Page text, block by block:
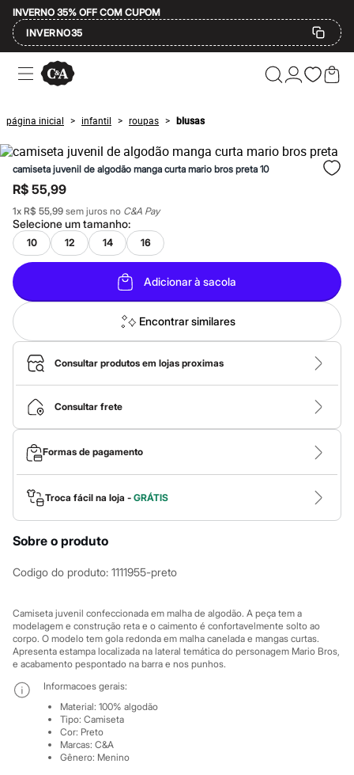
INVERNO 35% OFF COM CUPOM
INVERNO35
Ofertas
Compre por Departamento
Masculino
Infantil
Calçados
Mindse7
Plus Size
Até 20% off
Até 40% off
Até 60% off
A partir de 60% off
Feminino
Em alta
Inverno
Alfaiataria
Novidades
Roupas
Blusas e Camisetas
Básicos
Calças
Casacos e Jaquetas
Jeans
Macacões
Saias
Shorts e Bermudas
Vestidos
Acessórios
Bolsas
Bonés e Chapéus
Bijoux
Cintos
Relógios
Botas
Sandálias
Sapatilhas
Tênis
Marcas
City
Clock House
Mindset
Sawary
Yessica
Moda esportiva
Acessórios
página inicial > infantil > roupas > blusas
camiseta juvenil de algodão manga curta mario bros preta 10
R$ 55,99
1x R$ 55,99 sem juros no C&A Pay
Selecione umtamanho:
10 12 14 16
Adicionar à sacola
Encontrar similares
Consultar produtos em lojas proximas
Consultar frete
Formas de pagamento
Troca fácil na loja - GRÁTIS
Sobre o produto
Codigo do produto: 1111955-preto
Camiseta juvenil confeccionada em malha de algodão. A peça tem a
modelagem e construção reta e o caimento é confortavelmente solto ao
corpo. O modelo tem gola redonda em malha canelada e mangas curtas.
Apresenta estampa localizada na lateral temática do personagem Mario Bros,
e acabamento pespontado na barra e nos punhos.
Informacoes gerais:
Material: 100% algodão
Tipo: Camiseta
Cor: Preto
Marcas: C&A
Gênero: Menino